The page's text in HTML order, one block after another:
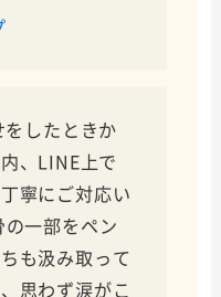
したときか
、LINE上で
寧にご対応い
一部をペン
も汲み取って
思わず涙がこ